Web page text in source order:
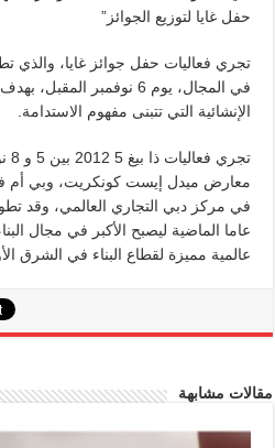
حفل غايا لتوزيع الجوائز”
تجري فعاليات حفل جوائز غايا، والذي
في المجال، يوم 6 نوفمبر
الإنشائية التي تتبنى مفهوم الاستدامة.
معارض ميدل إيست كونكريت، وبي أم
في مركز دبي التجاري العالمي، وقد
عاما الماضية ليصبح الأكبر في مجال
عالمية مميزة لقطاع البناء في الشرق
مقالات مشابهة